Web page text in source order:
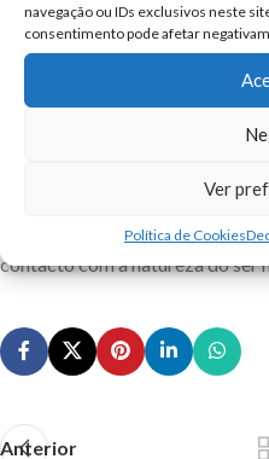
navegação ou IDs exclusivos neste
consentimento pode afetar
Ver
Política de Cookies
A Ribeira as Vinhas e todo o
ecológicos mais importantes de
O parque urbano das Penhas
parque natural de Sintra-
a proteger a natureza e
contacto com a natureza do ser
Anterior